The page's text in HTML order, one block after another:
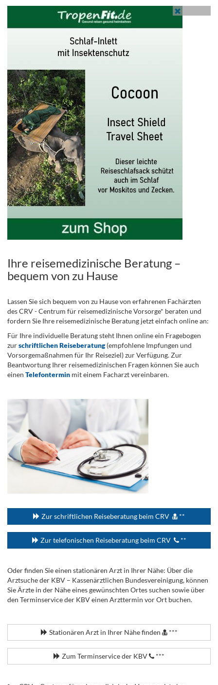
Ihre reisemedizinische Beratung –
bequem von zu Hause
Lassen Sie sich bequem von zu Hause von erfahrenen Fachärzten
des CRV - Centrum für reisemedizinische Vorsorge* beraten und
fordern Sie Ihre reisemedizinische Beratung jetzt einfach online an:
Für Ihre individuelle Beratung steht Ihnen online ein Fragebogen
zurschriftlichen Reiseberatung(empfohlene Impfungen und
Vorsorgemaßnahmen für Ihr Reiseziel) zur Verfügung. Zur
Beantwortung Ihrer reisemedizinischen Fragen können Sie auch
einen Telefontermin mit einem Facharzt vereinbaren.
Zur schriftlichen Reiseberatung beim CRV **
Zur telefonischen Reiseberatung beim CRV **
Oder finden Sie einen stationären Arzt in Ihrer Nähe: Über die
Arztsuche der KBV – Kassenärztlichen Bundesvereinigung, können
Sie Ärzte in der Nähe eines gewünschten Ortes suchen sowie über
den Terminservice der KBV einen Arzttermin vor Ort buchen.
Stationären Arzt in Ihrer Nähe finden ***
Zum Terminservice der KBV ***